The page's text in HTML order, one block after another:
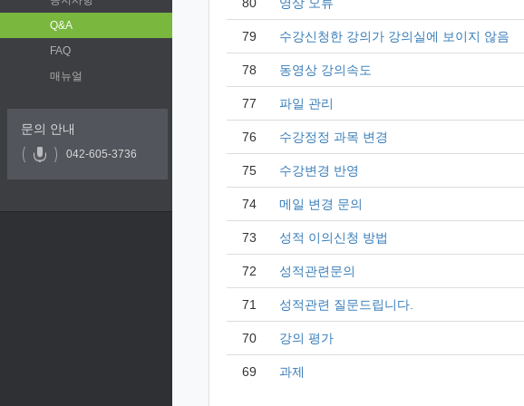
Q&A
FAQ
매뉴얼
문의 안내
042-605-3736
79 수강신청한 강의가 강의실에 보이지 않음
78 동영상 강의속도
77 파일 관리
76 수강정정 과목 변경
75 수강변경 반영
74 메일 변경 문의
73 성적 이의신청 방법
72 성적관련문의
71 성적관련 질문드립니다.
70 강의 평가
69 과제